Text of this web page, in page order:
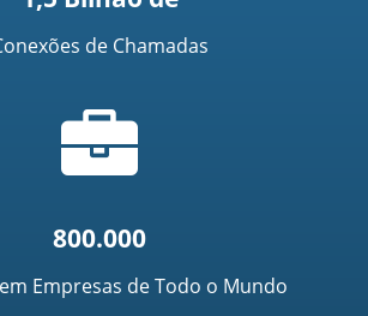
de Chamadas
de
mala
800.000
Empresas de Todo o Mundo